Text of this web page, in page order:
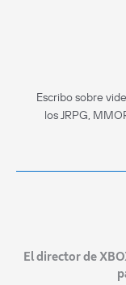
Escribo sobre
los JRPG,
El director de